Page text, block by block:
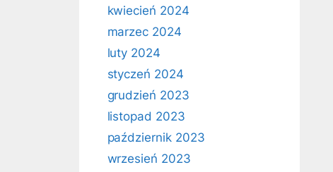
kwiecień 2024
marzec 2024
luty 2024
styczeń 2024
grudzień 2023
listopad 2023
październik 2023
wrzesień 2023